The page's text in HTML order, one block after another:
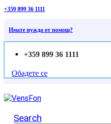
+359 899 36 1111
Имате нужда от помощ?
+359 899 36 1111
Обадете се
Search